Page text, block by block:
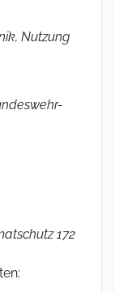
Nutzung
172